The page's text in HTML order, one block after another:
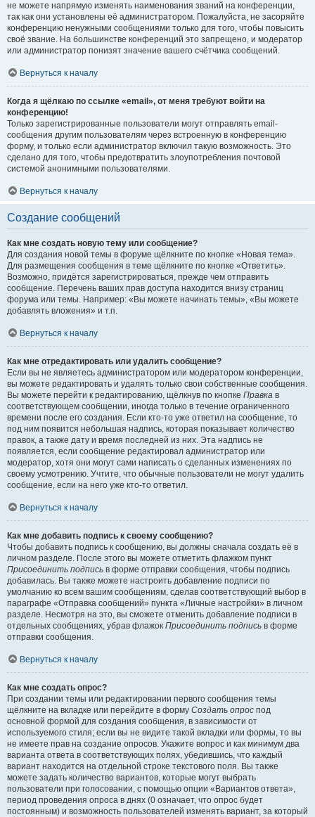
не можете напрямую изменять наименования званий на конференции,
так как они установлены её администратором. Пожалуйста, не засоряйте
конференцию ненужными сообщениями только для того, чтобы повысить
своё звание. На большинстве конференций это запрещено, и модератор
или администратор понизят значение вашего счётчика сообщений.
Вернуться к началу
Когда я щёлкаю по ссылке «email», от меня требуют войти на
конференцию!
Только зарегистрированные пользователи могут отправлять email-
сообщения другим пользователям через встроенную в конференцию
форму, и только если администратор включил такую возможность. Это
сделано для того, чтобы предотвратить злоупотребления почтовой
системой анонимными пользователями.
Вернуться к началу
Создание сообщений
Как мне создать новую тему или сообщение?
Для создания новой темы в форуме щёлкните по кнопке «Новая тема».
Для размещения сообщения в теме щёлкните по кнопке «Ответить».
Возможно, придётся зарегистрироваться, прежде чем отправить
сообщение. Перечень ваших прав доступа находится внизу страниц
форума или темы. Например: «Вы можете начинать темы», «Вы можете
добавлять вложения» и т.п.
Вернуться к началу
Как мне отредактировать или удалить сообщение?
Если вы не являетесь администратором или модератором конференции,
вы можете редактировать и удалять только свои собственные сообщения.
Вы можете перейти к редактированию, щёлкнув по кнопке Правка в
соответствующем сообщении, иногда только в течение ограниченного
времени после его создания. Если кто-то уже ответил на сообщение, то
под ним появится небольшая надпись, которая показывает количество
правок, а также дату и время последней из них. Эта надпись не
появляется, если сообщение редактировал администратор или
модератор, хотя они могут сами написать о сделанных изменениях по
своему усмотрению. Учтите, что обычные пользователи не могут удалить
сообщение, если на него уже кто-то ответил.
Вернуться к началу
Как мне добавить подпись к своему сообщению?
Чтобы добавить подпись к сообщению, вы должны сначала создать её в
личном разделе. После этого вы можете отметить флажком пункт
Присоединить подпись в форме отправки сообщения, чтобы подпись
добавилась. Вы также можете настроить добавление подписи по
умолчанию ко всем вашим сообщениям, сделав соответствующий выбор в
параграфе «Отправка сообщений» пункта «Личные настройки» в личном
разделе. Несмотря на это, вы сможете отменить добавление подписи в
отдельных сообщениях, убрав флажок Присоединить подпись в форме
отправки сообщения.
Вернуться к началу
Как мне создать опрос?
При создании темы или редактировании первого сообщения темы
щёлкните на вкладке или перейдите в форму Создать опрос под
основной формой для создания сообщения, в зависимости от
используемого стиля; если вы не видите такой вкладки или формы, то вы
не имеете прав на создание опросов. Укажите вопрос и как минимум два
варианта ответа в соответствующих полях, убедившись, что каждый
вариант находится на отдельной строке текстового поля. Вы также
можете задать количество вариантов, которые могут выбрать
пользователи при голосовании, с помощью опции «Вариантов ответа»,
период проведения опроса в днях (0 означает, что опрос будет
постоянным) и возможность пользователей изменять вариант, за который